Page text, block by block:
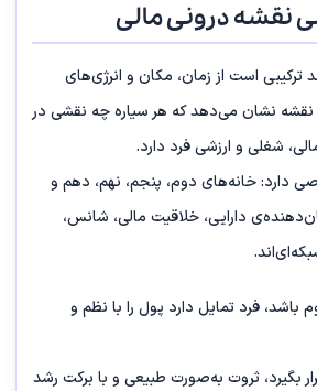
نقشه‌ درونی مالی
ترکیبی است از زمان، مکان و انرژی‌های
نقشه نشان می‌دهد که هر سیاره چه نقشی در
شغلی و ارزشی فرد دارد.
دارد: خانه‌های دوم، پنجم، نهم، دهم و
دارایی، خلاقیت مالی، شانس،
فرد تمایل دارد پول را با نظم و
بگیرد، ثروت به‌صورت طبیعی و با برکت رشد